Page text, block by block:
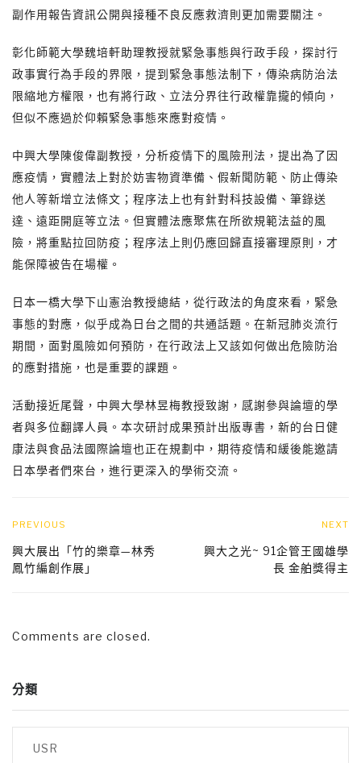
副作用報告資訊公開與接種不良反應救濟則更加需要關注。
彰化師範大學魏培軒助理教授就緊急事態與行政手段，探討行
政事實行為手段的界限，提到緊急事態法制下，傳染病防治法
限縮地方權限，也有將行政、立法分界往行政權靠攏的傾向，
但似不應過於仰賴緊急事態來應對疫情。
中興大學陳俊偉副教授，分析疫情下的風險刑法，提出為了因
應疫情，實體法上對於妨害物資準備、假新聞防範、防止傳染
他人等新增立法條文；程序法上也有針對科技設備、筆錄送
達、遠距開庭等立法。但實體法應聚焦在所欲規範法益的風
險，將重點拉回防疫；程序法上則仍應回歸直接審理原則，才
能保障被告在場權。
日本一橋大學下山憲治教授總結，從行政法的角度來看，緊急
事態的對應，似乎成為日台之間的共通話題。在新冠肺炎流行
期間，面對風險如何預防，在行政法上又該如何做出危險防治
的應對措施，也是重要的課題。
活動接近尾聲，中興大學林昱梅教授致謝，感謝參與論壇的學
者與多位翻譯人員。本次研討成果預計出版專書，新的台日健
康法與食品法國際論壇也正在規劃中，期待疫情和緩後能邀請
日本學者們來台，進行更深入的學術交流。
PREVIOUS
興大展出「竹的樂章—林秀
鳳竹編創作展」
NEXT
興大之光~ 91企管王國雄學
長 金舶獎得主
Comments are closed.
分類
USR